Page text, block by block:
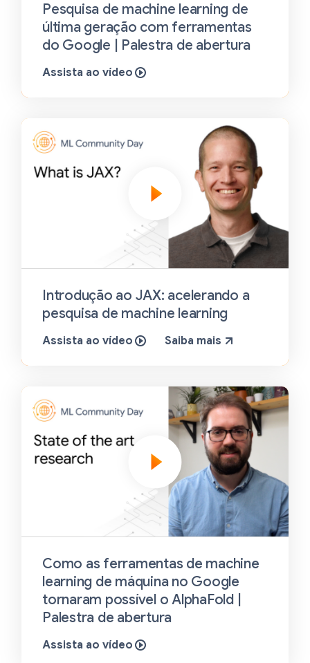
Pesquisa de machine learning de
última geração com ferramentas
do Google | Palestra de abertura
Assista ao vídeo
Introdução ao JAX: acelerando a
pesquisa de machine learning
Assista ao vídeo Saiba mais
Como as ferramentas de machine
learning de máquina no Google
tornaram possível o AlphaFold |
Palestra de abertura
Assista ao vídeo